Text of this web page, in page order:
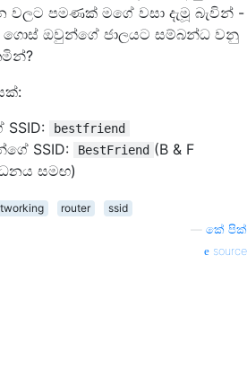
වලට පමණක් මගේ වසා දැමූ බැවින් -
ගොස් ඔවුන්ගේ ජාලයට සම්බන්ධ වනු
bestfriend
SSID: BestFriend (B & F
සමඟ)
router
ssid
කේ පික්
source